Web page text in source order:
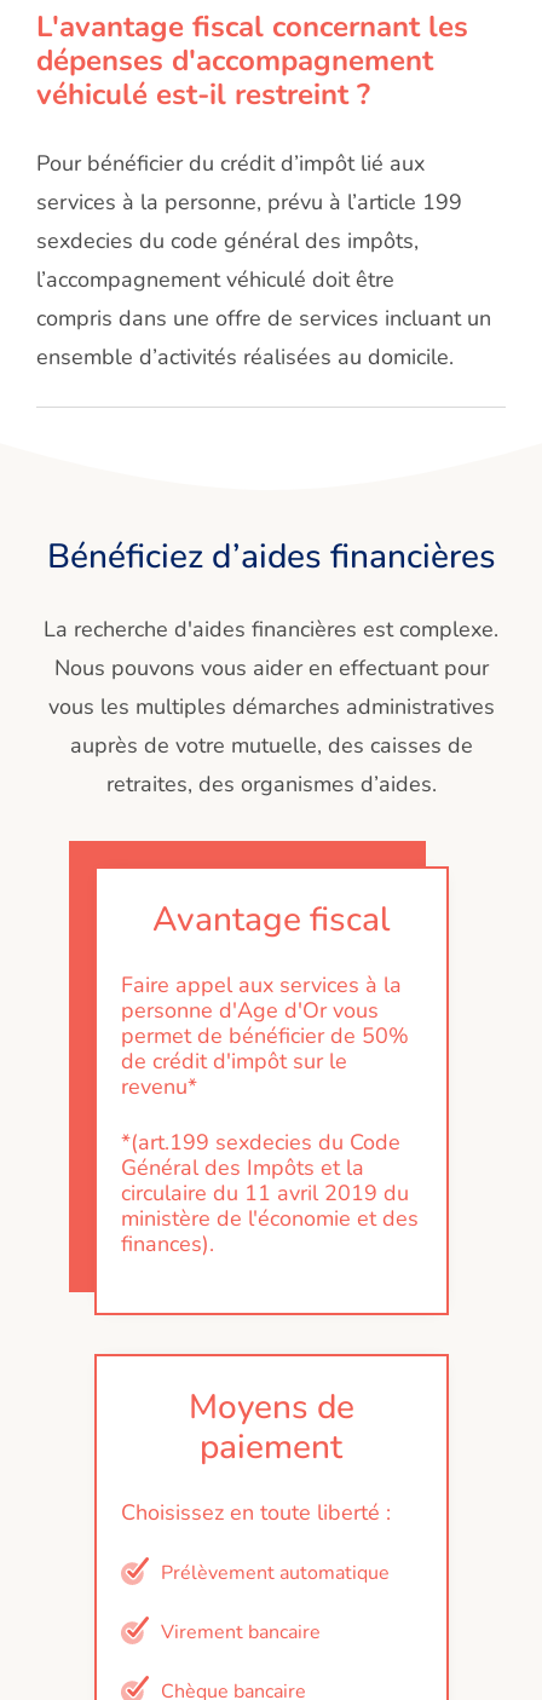
L'avantage fiscal concernant les
dépenses d'accompagnement
véhiculé est-il restreint ?
Pour bénéficier du crédit d’impôt lié aux
services à la personne, prévu à l’article 199
sexdecies du code général des impôts,
l’accompagnement véhiculé doit être
compris dans une offre de services incluant un
ensemble d’activités réalisées au domicile.
Bénéficiez d’aides financières
La recherche d'aides financières est complexe.
Nous pouvons vous aider en effectuant pour
vous les multiples démarches administratives
auprès de votre mutuelle, des caisses de
retraites, des organismes d’aides.
Avantage fiscal
Faire appel aux services à la
personne d'Age d'Or vous
permet de bénéficier de 50%
de crédit d'impôt sur le
revenu*
*(art.199 sexdecies du Code
Général des Impôts et la
circulaire du 11 avril 2019 du
ministère de l'économie et des
finances).
Moyens de
paiement
Choisissez en toute liberté :
Prélèvement automatique
Virement bancaire
Chèque bancaire